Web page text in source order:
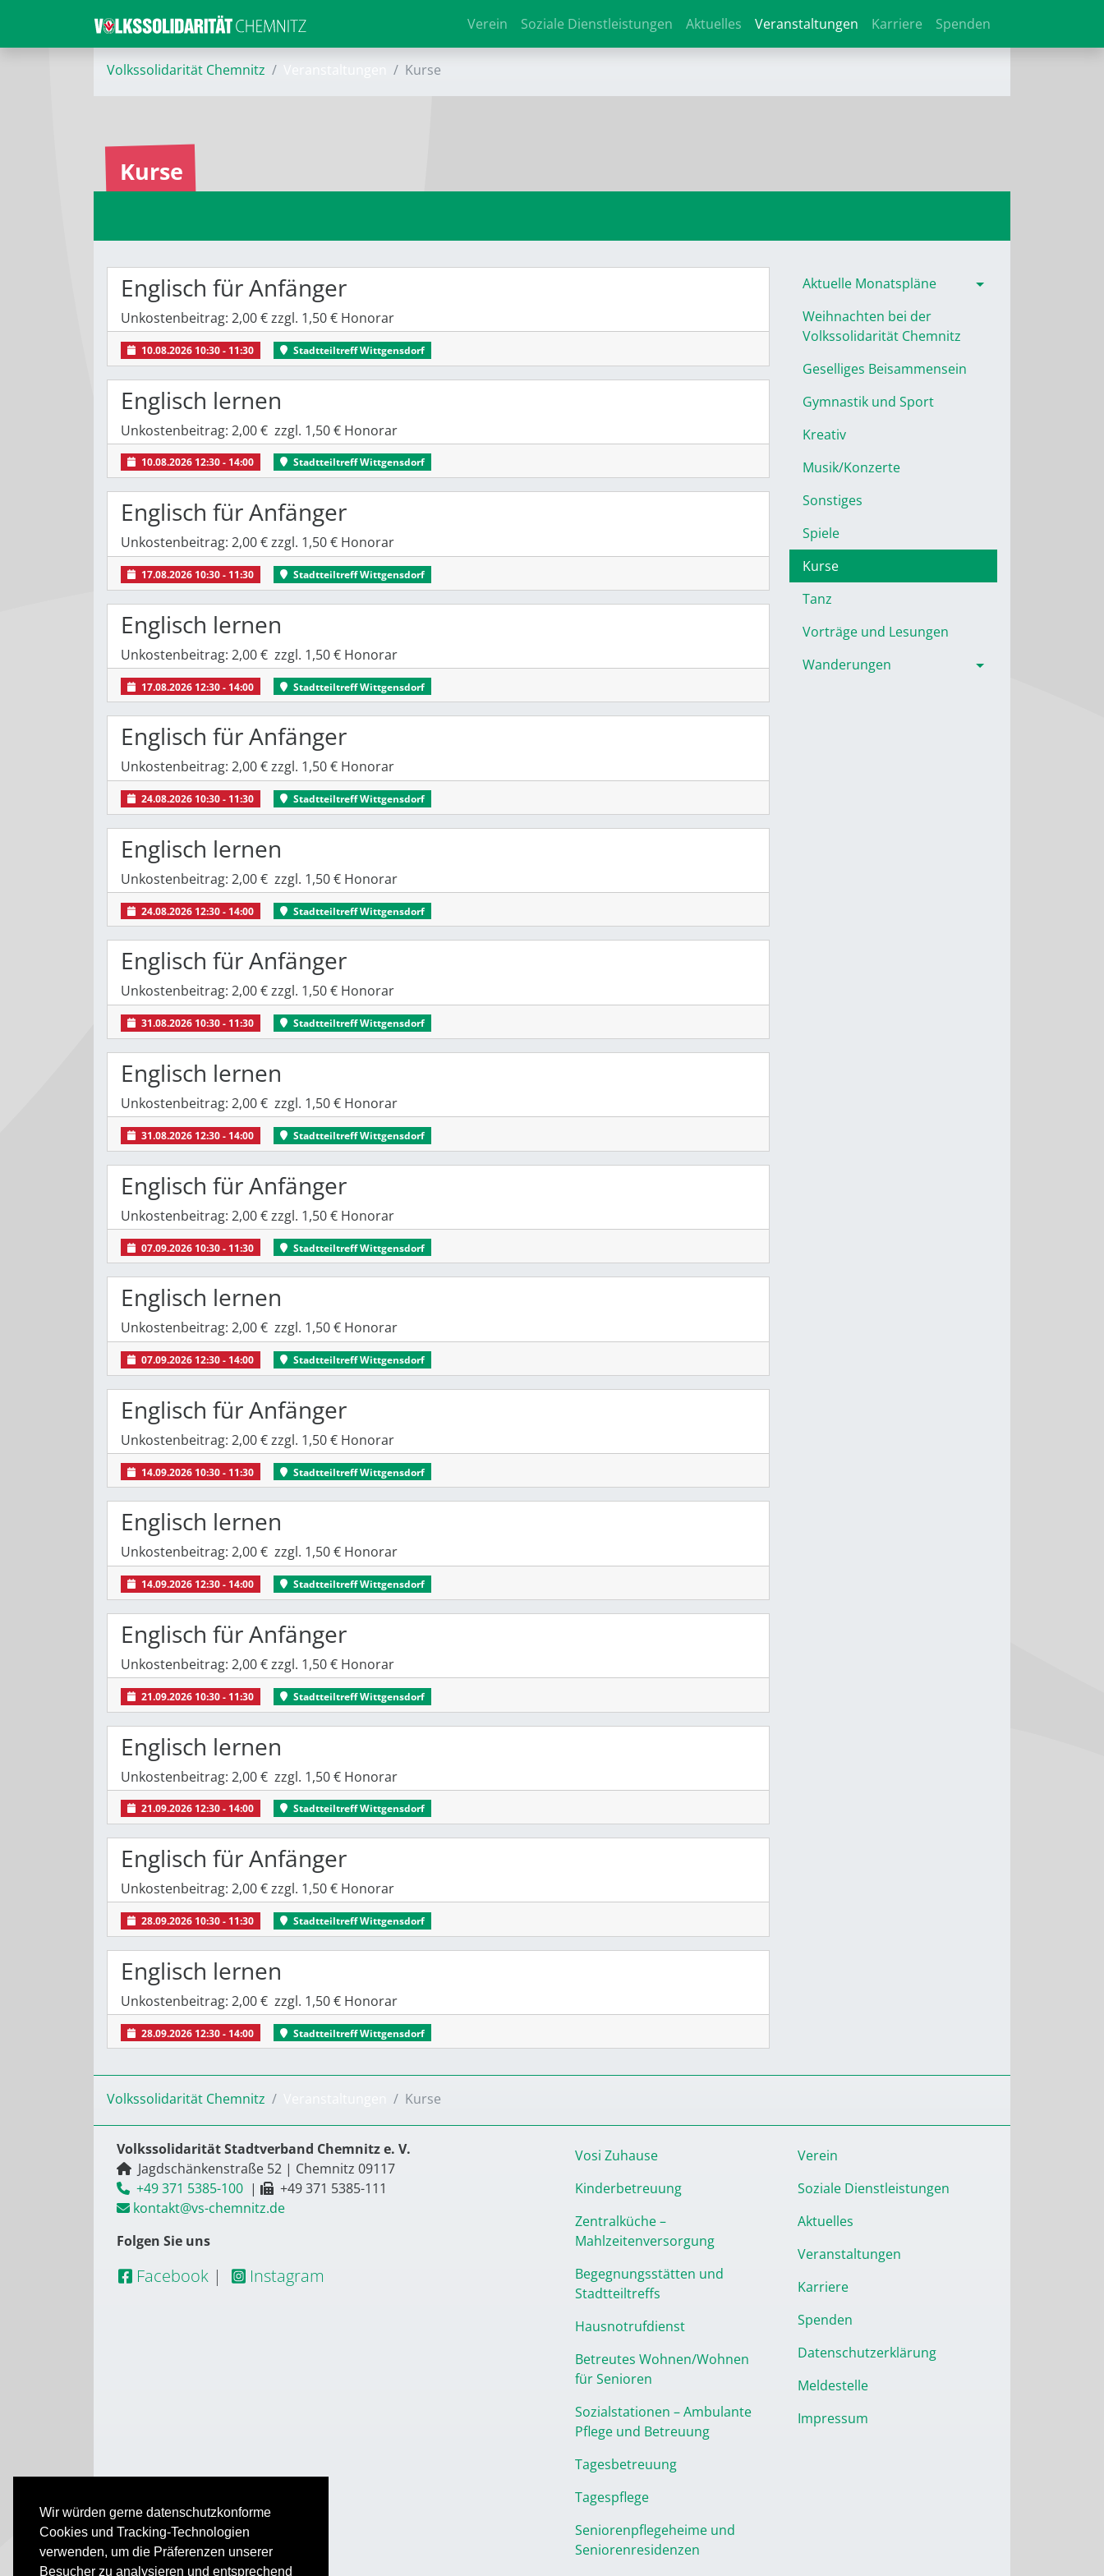
Wir würden gerne datenschutzkonforme
Cookies und Tracking-Technologien
verwenden, um die Präferenzen unserer
Besucher zu analysieren und entsprechend
Verein Soziale Dienstleistungen Aktuelles Veranstaltungen Karriere Spenden
Volkssolidarität Chemnitz Kurse
Kurse
Aktuelle Monatspläne
Weihnachten bei der
Volkssolidarität Chemnitz
Geselliges Beisammensein
Gymnastik und Sport
Kreativ
Musik/Konzerte
Sonstiges
Spiele
Kurse
Tanz
Vorträge und Lesungen
Wanderungen
Englisch für Anfänger
Unkostenbeitrag: 2,00 € zzgl. 1,50 € Honorar
10.08.2026 10:30 - 11:30 Stadtteiltreff Wittgensdorf
Englisch lernen
Unkostenbeitrag: 2,00 € zzgl. 1,50 € Honorar
10.08.2026 12:30 - 14:00 Stadtteiltreff Wittgensdorf
Englisch für Anfänger
Unkostenbeitrag: 2,00 € zzgl. 1,50 € Honorar
17.08.2026 10:30 - 11:30 Stadtteiltreff Wittgensdorf
Englisch lernen
Unkostenbeitrag: 2,00 € zzgl. 1,50 € Honorar
17.08.2026 12:30 - 14:00 Stadtteiltreff Wittgensdorf
Englisch für Anfänger
Unkostenbeitrag: 2,00 € zzgl. 1,50 € Honorar
24.08.2026 10:30 - 11:30 Stadtteiltreff Wittgensdorf
Englisch lernen
Unkostenbeitrag: 2,00 € zzgl. 1,50 € Honorar
24.08.2026 12:30 - 14:00 Stadtteiltreff Wittgensdorf
Englisch für Anfänger
Unkostenbeitrag: 2,00 € zzgl. 1,50 € Honorar
31.08.2026 10:30 - 11:30 Stadtteiltreff Wittgensdorf
Englisch lernen
Unkostenbeitrag: 2,00 € zzgl. 1,50 € Honorar
31.08.2026 12:30 - 14:00 Stadtteiltreff Wittgensdorf
Englisch für Anfänger
Unkostenbeitrag: 2,00 € zzgl. 1,50 € Honorar
07.09.2026 10:30 - 11:30 Stadtteiltreff Wittgensdorf
Englisch lernen
Unkostenbeitrag: 2,00 € zzgl. 1,50 € Honorar
07.09.2026 12:30 - 14:00 Stadtteiltreff Wittgensdorf
Englisch für Anfänger
Unkostenbeitrag: 2,00 € zzgl. 1,50 € Honorar
14.09.2026 10:30 - 11:30 Stadtteiltreff Wittgensdorf
Englisch lernen
Unkostenbeitrag: 2,00 € zzgl. 1,50 € Honorar
14.09.2026 12:30 - 14:00 Stadtteiltreff Wittgensdorf
Englisch für Anfänger
Unkostenbeitrag: 2,00 € zzgl. 1,50 € Honorar
21.09.2026 10:30 - 11:30 Stadtteiltreff Wittgensdorf
Englisch lernen
Unkostenbeitrag: 2,00 € zzgl. 1,50 € Honorar
21.09.2026 12:30 - 14:00 Stadtteiltreff Wittgensdorf
Englisch für Anfänger
Unkostenbeitrag: 2,00 € zzgl. 1,50 € Honorar
28.09.2026 10:30 - 11:30 Stadtteiltreff Wittgensdorf
Englisch lernen
Unkostenbeitrag: 2,00 € zzgl. 1,50 € Honorar
28.09.2026 12:30 - 14:00 Stadtteiltreff Wittgensdorf
Volkssolidarität Chemnitz Kurse
Volkssolidarität Stadtverband Chemnitz e. V.
Jagdschänkenstraße 52 | Chemnitz 09117
+49 371 5385-100 |
+49 371 5385-111
kontakt@vs-chemnitz.de
Folgen Sie uns
Facebook | Instagram
Vosi Zuhause
Kinderbetreuung
Zentralküche –
Mahlzeitenversorgung
Begegnungsstätten und
Stadtteiltreffs
Hausnotrufdienst
Betreutes Wohnen/Wohnen
für Senioren
Sozialstationen – Ambulante
Pflege und Betreuung
Tagesbetreuung
Tagespflege
Seniorenpflegeheime und
Seniorenresidenzen
Verein
Soziale Dienstleistungen
Aktuelles
Veranstaltungen
Karriere
Spenden
Datenschutzerklärung
Meldestelle
Impressum